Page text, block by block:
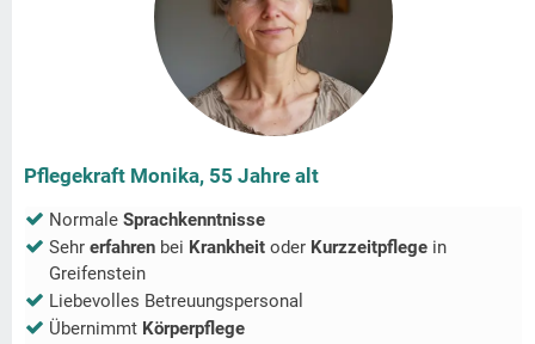
Pflegekraft Monika, 55 Jahre alt
Normale Sprachkenntnisse
Sehr erfahren bei Krankheit oder Kurzzeitpflege in
Greifenstein
Liebevolles Betreuungspersonal
Übernimmt Körperpflege